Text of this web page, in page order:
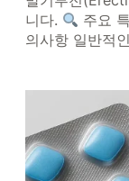
니다.
주요
의사항 일반적